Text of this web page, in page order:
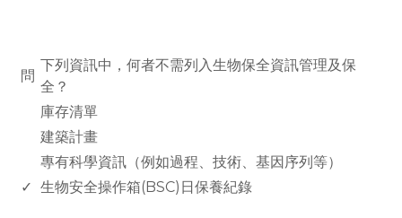
問
下列資訊中，何者不需列入生物保全資訊管理及保
全？
庫存清單
建築計畫
專有科學資訊（例如過程、技術、基因序列等）
✓ 生物安全操作箱(BSC)日保養紀錄